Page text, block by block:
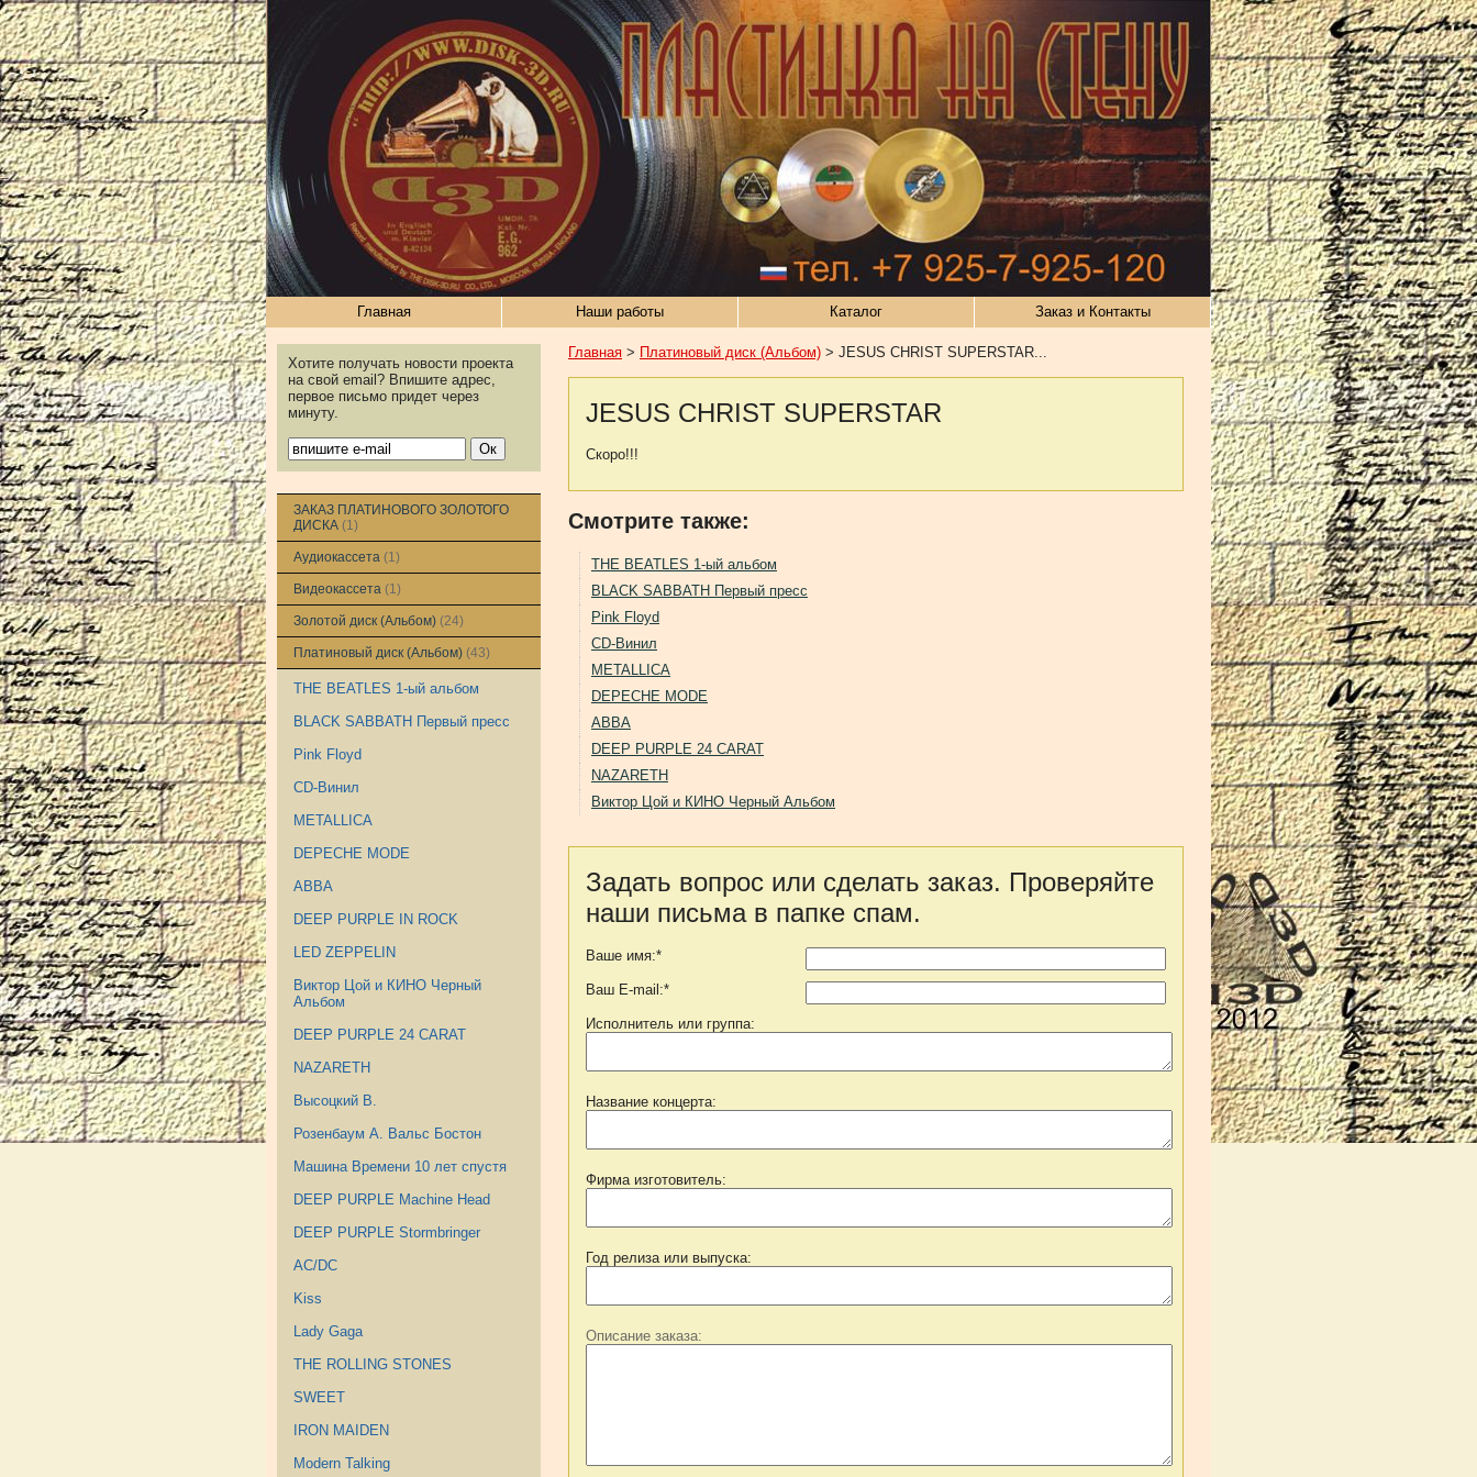
Главная Наши работы Каталог Заказ и Контакты
Хотите получать новости проекта
на свой email? Впишите адрес,
первое письмо придет через
минуту.
ЗАКАЗ ПЛАТИНОВОГО ЗОЛОТОГО
ДИСКА (1)
Аудиокассета (1)
Видеокассета (1)
Золотой диск (Альбом) (24)
Платиновый диск (Альбом) (43)
THE BEATLES 1-ый альбом
BLACK SABBATH Первый пресс
Pink Floyd
CD-Винил
METALLICA
DEPECHE MODE
ABBA
DEEP PURPLE IN ROCK
LED ZEPPELIN
Виктор Цой и КИНО Черный
Альбом
DEEP PURPLE 24 CARAT
NAZARETH
Высоцкий В.
Розенбаум А. Вальс Бостон
Машина Времени 10 лет спустя
DEEP PURPLE Machine Head
DEEP PURPLE Stormbringer
AC/DC
Kiss
Lady Gaga
THE ROLLING STONES
SWEET
IRON MAIDEN
Modern Talking
Главная > Платиновый диск (Альбом) > JESUS CHRIST SUPERSTAR...
JESUS CHRIST SUPERSTAR
Скоро!!!
Смотрите также:
THE BEATLES 1-ый альбом
BLACK SABBATH Первый пресс
Pink Floyd
CD-Винил
METALLICA
DEPECHE MODE
ABBA
DEEP PURPLE 24 CARAT
NAZARETH
Виктор Цой и КИНО Черный Альбом
Задать вопрос или сделать заказ. Проверяйте
наши письма в папке спам.
Ваше имя:*
Ваш E-mail:*
Исполнитель или группа:
Название концерта:
Фирма изготовитель:
Год релиза или выпуска:
Описание заказа: